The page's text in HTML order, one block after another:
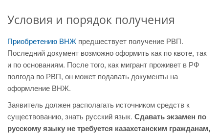
Условия и порядок получения
Приобретению ВНЖ предшествует получение РВП.
Последний документ возможно оформить как по квоте, так
и по основаниям. После того, как мигрант проживет в РФ
полгода по РВП, он может подавать документы на
оформление ВНЖ.
Заявитель должен располагать источником средств к
существованию, знать русский язык. Сдавать экзамен по
русскому языку не требуется казахстанским гражданам,